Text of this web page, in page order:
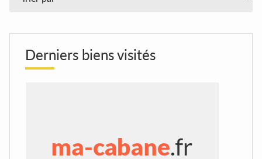
Derniers biens visités